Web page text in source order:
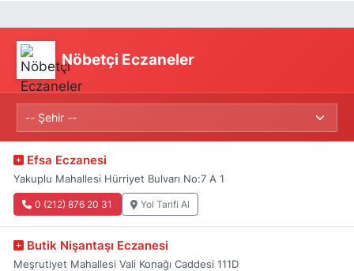
Nöbetçi Eczaneler
Efsa Eczanesi
Yakuplu Mahallesi Hürriyet Bulvarı No:7 A 1
0 (212) 876 20 31 Yol Tarifi Al
Butik Nişantaşı Eczanesi
Meşrutiyet Mahallesi Vali Konağı Caddesi 111D